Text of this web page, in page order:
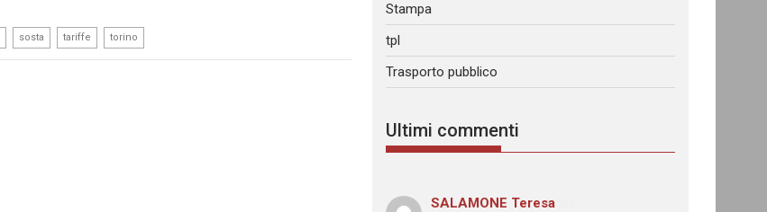
sosta tariffe torino
Stampa
tpl
Trasporto pubblico
Ultimi commenti
SALAMONE Teresa